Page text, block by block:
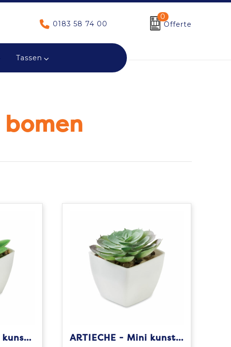
0183 58 74 00
0
Offerte
Tassen
ARTIGRAP - Mini kunstplant ARTIECHE - Mini kunstplant